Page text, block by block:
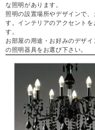
な照明があります。
照明の設置場所やデザインで
す。インテリアのアクセント
す。
お部屋の用途・お好みのデザ
の照明器具をお選び下さい。